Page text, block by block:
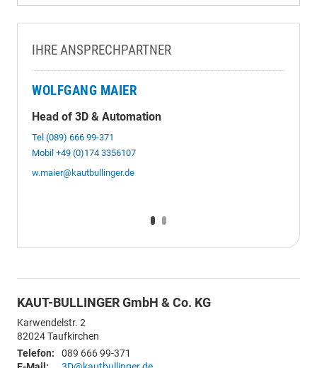
IHRE ANSPRECHPARTNER
WOLFGANG MAIER
Head of 3D & Automation
Tel (089) 666 99-371
Mobil +49 (0)174 3356107
w.maier@kautbullinger.de
KAUT-BULLINGER GmbH & Co. KG
Karwendelstr. 2
82024Taufkirchen
Telefon:
089 666 99-371